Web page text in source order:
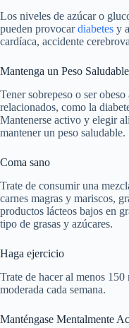
Los niveles de azúcar o
pueden provocardiabetes y
cardíaca, accidente
Mantenga un Peso Saludable
Tener sobrepeso o ser
relacionados, como la
Mantenerse activo y elegir
mantener un peso saludable.
Coma sano
Trate de consumir una
carnes magras y mariscos,
productos lácteos bajos en
tipo de grasas y azúcares.
Haga ejercicio
Trate de hacer al menos 150
moderada cada semana.
Manténgase Mentalmente